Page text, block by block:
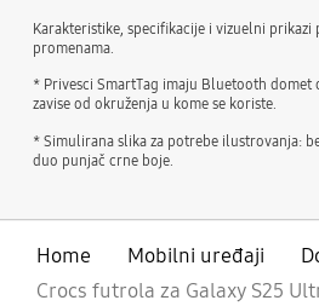
Karakteristike, specifikacije i vizuelni
promenama.
* Privesci SmartTag imaju Bluetooth domet
zavise od okruženja u kome se koriste.
* Simulirana slika za potrebe ilustrovanja:
duo punjač crne boje.
Home Mobilni uređaji
Crocs futrola za Galaxy S25